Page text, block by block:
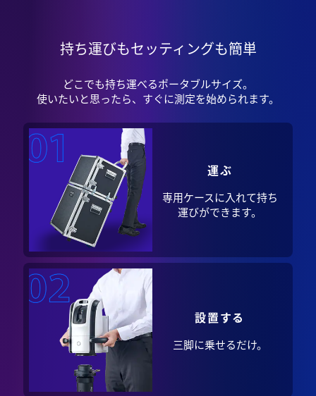
持ち運びもセッティングも簡単
どこでも持ち運べるポータブルサイズ。
使いたいと思ったら、すぐに測定を始められます。
運ぶ
専用ケースに入れて持ち
運びができます。
設置する
三脚に乗せるだけ。